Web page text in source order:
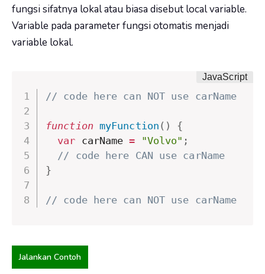
fungsi sifatnya lokal atau biasa disebut local variable.
Variable pada parameter fungsi otomatis menjadi
variable lokal.
// code here can NOT use carName
function myFunction ( )
{
var carName = "Volvo" ;
// code here CAN use carName
}
// code here can NOT use carName
Jalankan Contoh